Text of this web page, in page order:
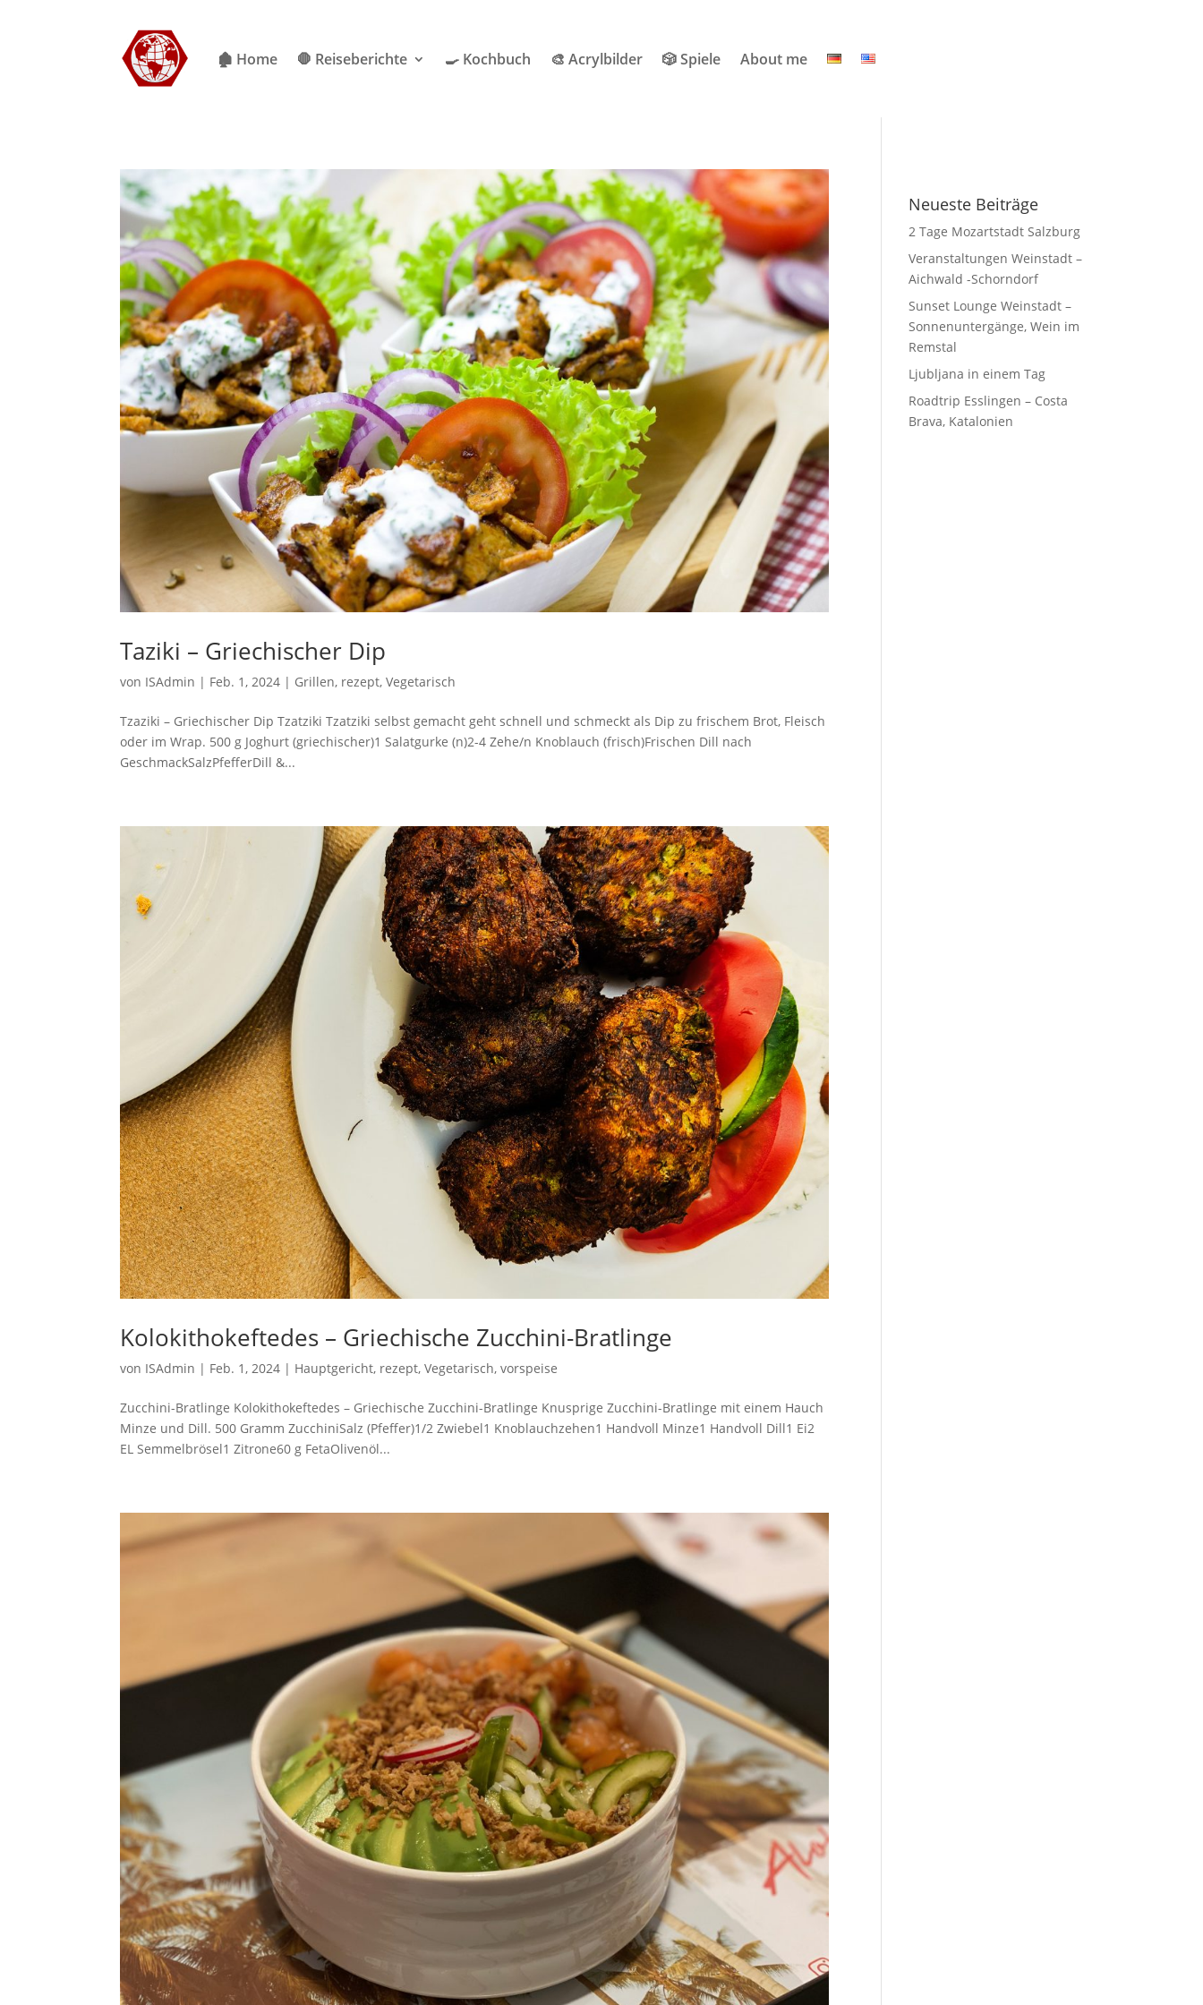
🏚 Home 🛑 Reiseberichte 🍳 Kochbuch 🎨 Acrylbilder 🎲 Spiele About me
Taziki – Griechischer Dip
von ISAdmin | Feb. 1, 2024 | Grillen, rezept,Vegetarisch
Tzaziki – Griechischer Dip Tzatziki Tzatziki selbst gemacht geht schnell und schmeckt als Dip zu frischem Brot, Fleisch
oder im Wrap. 500 g Joghurt (griechischer)1 Salatgurke (n)2-4 Zehe/n Knoblauch (frisch)Frischen Dill nach
GeschmackSalzPfefferDill &...
Kolokithokeftedes – Griechische Zucchini-Bratlinge
von ISAdmin | Feb. 1, 2024 | Hauptgericht, rezept,Vegetarisch,vorspeise
Zucchini-Bratlinge Kolokithokeftedes – Griechische Zucchini-Bratlinge Knusprige Zucchini-Bratlinge mit einem Hauch
Minze und Dill. 500 Gramm ZucchiniSalz (Pfeffer)1/2 Zwiebel1 Knoblauchzehen1 Handvoll Minze1 Handvoll Dill1 Ei2
EL Semmelbrösel1 Zitrone60 g FetaOlivenöl...
Neueste Beiträge
2 Tage Mozartstadt Salzburg
Veranstaltungen Weinstadt –
Aichwald -Schorndorf
Sunset Lounge Weinstadt –
Sonnenuntergänge, Wein im
Remstal
Ljubljana in einem Tag
Roadtrip Esslingen – Costa
Brava, Katalonien